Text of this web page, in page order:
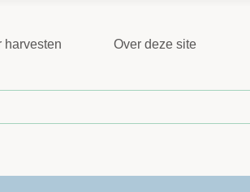
harvesten Over deze site